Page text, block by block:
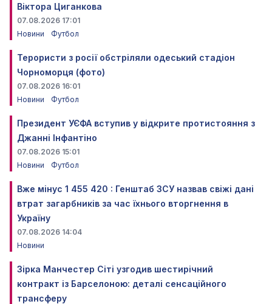
Віктора Циганкова
07.08.2026 17:01
Новини
Футбол
Терористи з росії обстріляли одеський стадіон
Чорноморця (фото)
07.08.2026 16:01
Новини
Футбол
Президент УЄФА вступив у відкрите протистояння з
Джанні Інфантіно
07.08.2026 15:01
Новини
Футбол
Вже мінус 1 455 420 : Генштаб ЗСУ назвав свіжі дані
втрат загарбників за час їхнього вторгнення в
Україну
07.08.2026 14:04
Новини
Зірка Манчестер Сіті узгодив шестирічний
контракт із Барселоною: деталі сенсаційного
трансферу